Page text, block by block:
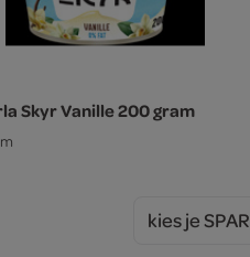
Skyr Vanille 200 gram
kies je SPAR